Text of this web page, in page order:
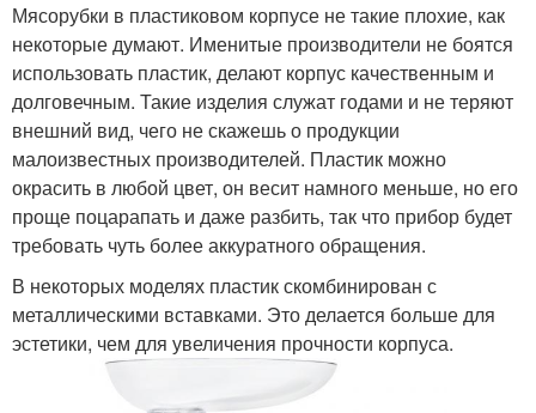
Мясорубки в пластиковом корпусе не такие плохие, как
некоторые думают. Именитые производители не боятся
использовать пластик, делают корпус качественным и
долговечным. Такие изделия служат годами и не теряют
внешний вид, чего не скажешь о продукции
малоизвестных производителей. Пластик можно
окрасить в любой цвет, он весит намного меньше, но его
проще поцарапать и даже разбить, так что прибор будет
требовать чуть более аккуратного обращения.
В некоторых моделях пластик скомбинирован с
металлическими вставками. Это делается больше для
эстетики, чем для увеличения прочности корпуса.